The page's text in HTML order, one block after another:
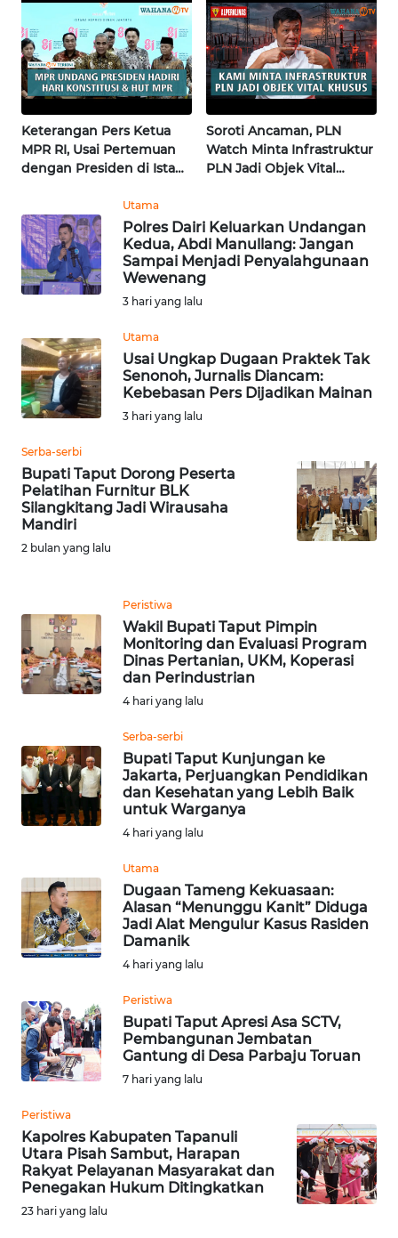
Keterangan Pers Ketua
MPR RI, Usai Pertemuan
dengan Presiden di Istana
Soroti Ancaman, PLN
Watch Minta Infrastruktur
PLN Jadi Objek Vital
Utama
Polres Dairi Keluarkan Undangan
Kedua, Abdi Manullang: Jangan
Sampai Menjadi Penyalahgunaan
Wewenang
3 hari yang lalu
Utama
Usai Ungkap Dugaan Praktek Tak
Senonoh, Jurnalis Diancam:
Kebebasan Pers Dijadikan Mainan
3 hari yang lalu
Serba-serbi
Bupati Taput Dorong Peserta
Pelatihan Furnitur BLK
Silangkitang Jadi Wirausaha
Mandiri
2 bulan yang lalu
Peristiwa
Wakil Bupati Taput Pimpin
Monitoring dan Evaluasi Program
Dinas Pertanian, UKM, Koperasi
dan Perindustrian
4 hari yang lalu
Serba-serbi
Bupati Taput Kunjungan ke
Jakarta, Perjuangkan Pendidikan
dan Kesehatan yang Lebih Baik
untuk Warganya
4 hari yang lalu
Utama
Dugaan Tameng Kekuasaan:
Alasan “Menunggu Kanit” Diduga
Jadi Alat Mengulur Kasus Rasiden
Damanik
4 hari yang lalu
Peristiwa
Bupati Taput Apresi Asa SCTV,
Pembangunan Jembatan
Gantung di Desa Parbaju Toruan
7 hari yang lalu
Peristiwa
Kapolres Kabupaten Tapanuli
Utara Pisah Sambut, Harapan
Rakyat Pelayanan Masyarakat dan
Penegakan Hukum Ditingkatkan
23 hari yang lalu
KALTARA
WN
KALSEL
WN
KALTIM
SULSEL
WN
GORONTALO
SULUT
WN
MALUKU
WN
MALUT
WN
DAIRI
TOBA
WN
NIAS
LANGKAT
TAPANULI
WN
TANJUNG
LESUNG
WN
SIMALUNGUN
LABUHANBATU
WN
TAPANULI
TENGAH